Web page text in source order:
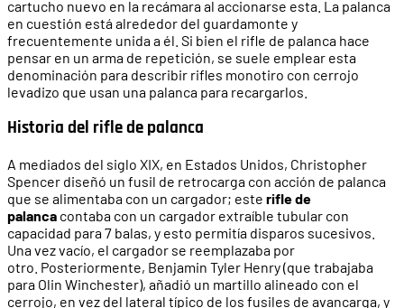
cartucho nuevo en la recámara al accionarse esta. La palanca
en cuestión está alrededor del guardamonte y
frecuentemente unida a él. Si bien el rifle de palanca hace
pensar en un arma de repetición, se suele emplear esta
denominación para describir rifles monotiro con cerrojo
levadizo que usan una palanca para recargarlos.
Historia del rifle de palanca
A mediados del siglo XIX, en Estados Unidos, Christopher
Spencer diseñó un fusil de retrocarga con acción de palanca
que se alimentaba con un cargador; este rifle de
palanca contaba con un cargador extraíble tubular con
capacidad para 7 balas, y esto permitía disparos sucesivos.
Una vez vacío, el cargador se reemplazaba por
otro. Posteriormente, Benjamin Tyler Henry (que trabajaba
para Olin Winchester), añadió un martillo alineado con el
cerrojo, en vez del lateral típico de los fusiles de avancarga, y